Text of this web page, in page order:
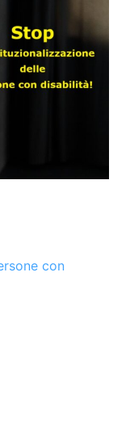
con